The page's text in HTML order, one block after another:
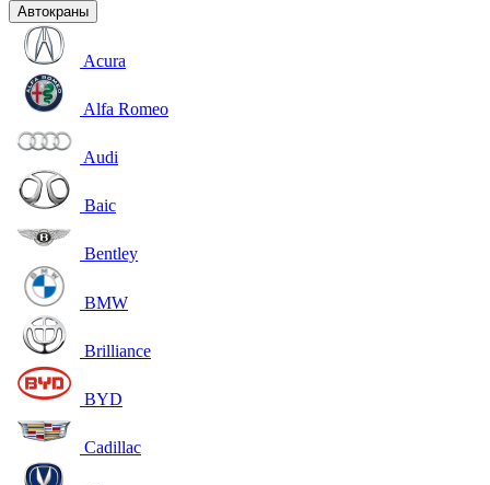
Автокраны
Acura
Alfa Romeo
Audi
Baic
Bentley
BMW
Brilliance
BYD
Cadillac